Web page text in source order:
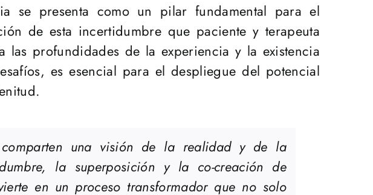
se presenta como un pilar fundamental para el
de esta incertidumbre que paciente y terapeuta
las profundidades de la experiencia y la existencia
es esencial para el despliegue del potencial
una visión de la realidad y de la
la superposición y la co-creación de
en un proceso transformador que no solo